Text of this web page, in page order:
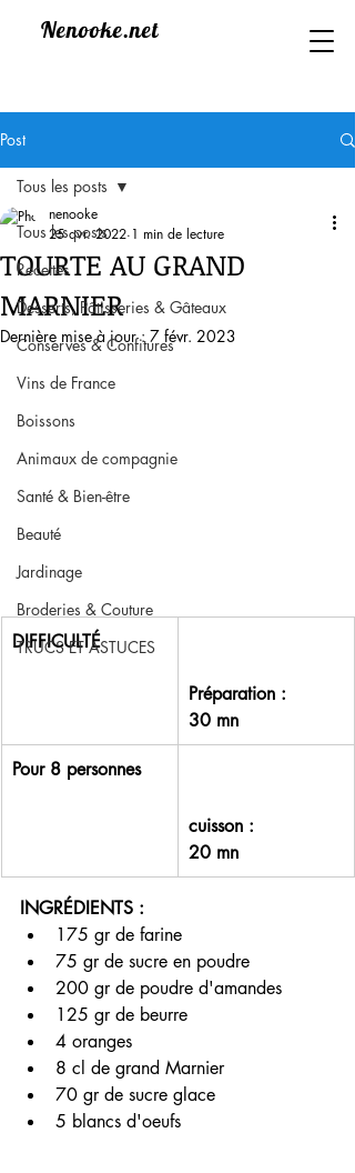
Nenooke.net
Post
Tous les posts
Recettes
Desserts, Pâtisseries & Gâteaux
Conserves & Confitures
Vins de France
Boissons
Animaux de compagnie
Santé & Bien-être
Beauté
Jardinage
Broderies & Couture
TRUCS ET ASTUCES
Tous les posts
TOURTE AU GRAND
MARNIER
nenooke
25 avr. 2022 1 min de lecture
Dernière mise à jour :7 févr. 2023
DIFFICULTÉ
Préparation :
30 mn
Pour 8 personnes
cuisson :
20 mn
INGRÉDIENTS :
175 gr de farine
75 gr de sucre en poudre
200 gr de poudre d'amandes
125 gr de beurre
4 oranges
8 cl de grand Marnier
70 gr de sucre glace
5 blancs d'oeufs